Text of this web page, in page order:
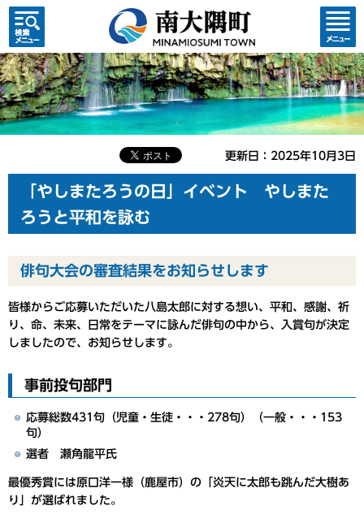
検索・
共通メ
ニュー
コンテ
ンツメ
ニュー
更新日：2025年10月3日
「やしまたろうの日」イベント やしまた
ろうと平和を詠む
俳句大会の審査結果をお知らせします
皆様からご応募いただいた八島太郎に対する想い、平和、感謝、祈
り、命、未来、日常をテーマに詠んだ俳句の中から、入賞句が決定
しましたので、お知らせします。
事前投句部門
応募総数431句（児童・生徒・・・278句）（一般・・・153
句）
選者 瀬角龍平氏
最優秀賞には原口洋一様（鹿屋市） の 「炎天に太郎も跳んだ大樹あ
り」 が選ばれました。